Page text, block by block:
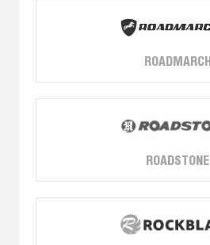
ROADMARCH
ROADSTONE